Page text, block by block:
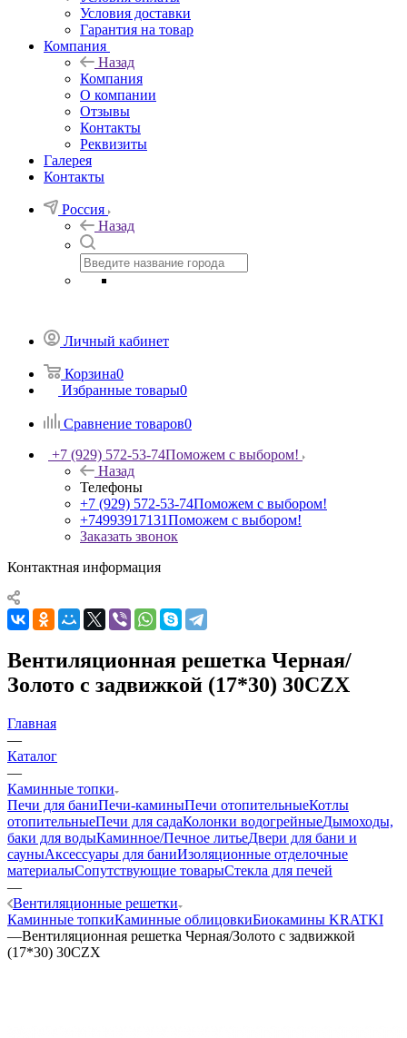
Условия доставки
Гарантия на товар
Компания
Назад
Компания
О компании
Отзывы
Контакты
Реквизиты
Галерея
Контакты
Россия
Назад
Личный кабинет
Корзина0
Избранные товары0
Сравнение товаров0
+7 (929) 572-53-74Поможем с выбором!
Назад
Телефоны
+7 (929) 572-53-74Поможем с выбором!
+74993917131Поможем с выбором!
Заказать звонок
Контактная информация
Вентиляционная решетка Черная/
Золото с задвижкой (17*30) 30CZX
Главная
—
Каталог
—
Каминные топки
Печи для баниПечи-каминыПечи отопительныеКотлы
отопительныеПечи для садаКолонки водогрейныеДымоходы,
баки для водыКаминное/Печное литьеДвери для бани и
сауныАксессуары для баниИзоляционные отделочные
материалыСопутствующие товарыСтекла для печей
—
Вентиляционные решетки
Каминные топкиКаминные облицовкиБиокамины KRATKI
—Вентиляционная решетка Черная/Золото с задвижкой
(17*30) 30CZX